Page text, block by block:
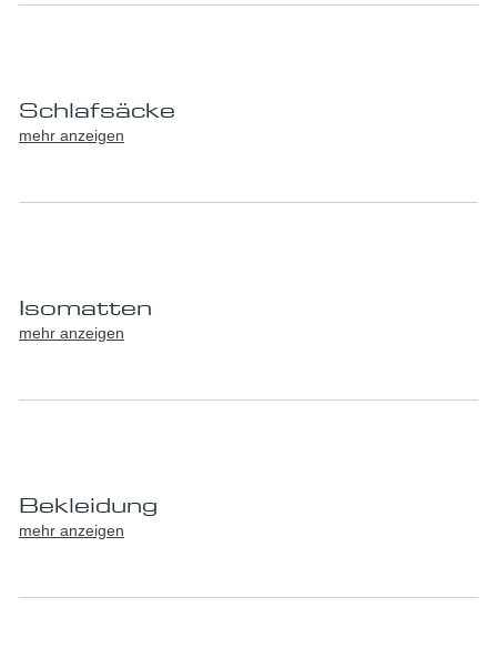
Schlafsäcke
mehr anzeigen
Isomatten
mehr anzeigen
Bekleidung
mehr anzeigen